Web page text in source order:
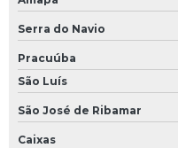
Serra do Navio
Pracuúba
São Luís
São José de Ribamar
Caixas